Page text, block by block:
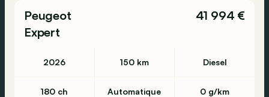
Peugeot
Expert
41 994 €
2026 150 km Diesel
180 ch Automatique 0 g/km